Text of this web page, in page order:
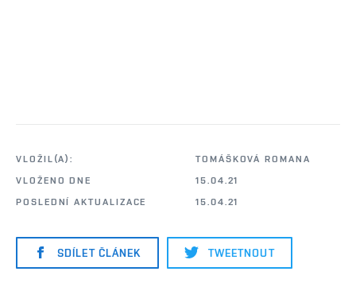
VLOŽIL(A):
TOMÁŠKOVÁ ROMANA
VLOŽENO DNE
15.04.21
POSLEDNÍ AKTUALIZACE
15.04.21
SDÍLET ČLÁNEK TWEETNOUT